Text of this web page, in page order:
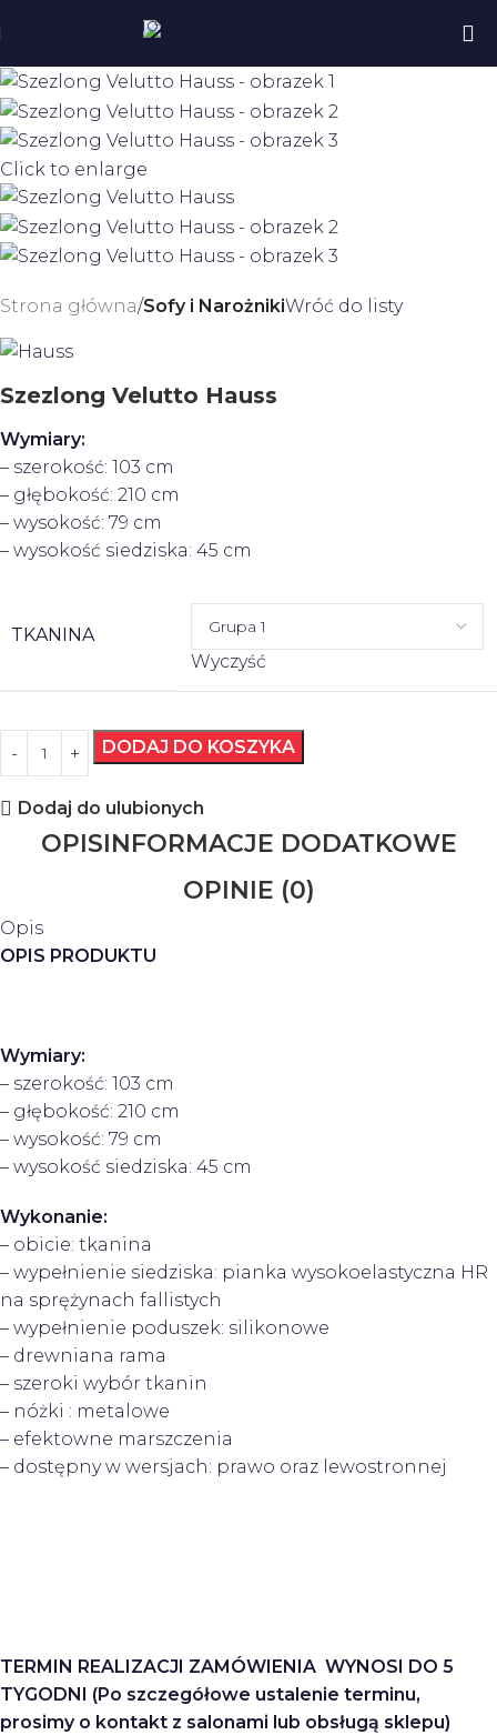
Skip to navigation
Click to enlarge
Strona główna Sofy i NarożnikiWróć do listy
Szezlong Velutto Hauss
Wymiary:
– szerokość: 103 cm
– głębokość: 210 cm
– wysokość: 79 cm
– wysokość siedziska: 45 cm
TKANINA
Wyczyść
DODAJ DO KOSZYKA
Dodaj do ulubionych
OPISINFORMACJE DODATKOWE
OPINIE (0)
Opis
OPIS PRODUKTU
Wymiary:
– szerokość: 103 cm
– głębokość: 210 cm
– wysokość: 79 cm
– wysokość siedziska: 45 cm
Wykonanie:
– obicie: tkanina
– wypełnienie siedziska: pianka wysokoelastyczna HR
na sprężynach fallistych
– wypełnienie poduszek: silikonowe
– drewniana rama
– szeroki wybór tkanin
– nóżki : metalowe
– efektowne marszczenia
– dostępny w wersjach: prawo oraz lewostronnej
TERMIN REALIZACJI ZAMÓW IENIA WYNOSI DO 5
TYGODNI (Po szczegółowe ustalenie terminu,
prosimy o kontakt z salonami lub obsługą sklepu)